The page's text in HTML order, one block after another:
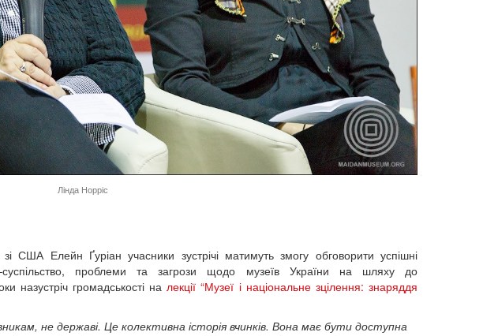
Лінда Норріс
США Елейн Ґуріан учасники зустрічі матимуть змогу обговорити успішні
проблеми та загрози щодо музеїв України на шляху до
назустріч громадськості на лекції “Музеї і національне зцілення: знаряддя
не державі. Це колективна історія вчинків. Вона має бути доступна